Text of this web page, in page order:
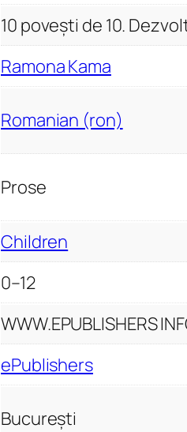
10 povești de 10.
Ramona Kama
Romanian (ron)
Prose
Children
0–12
WWW.EPUBLISHERS
ePublishers
București